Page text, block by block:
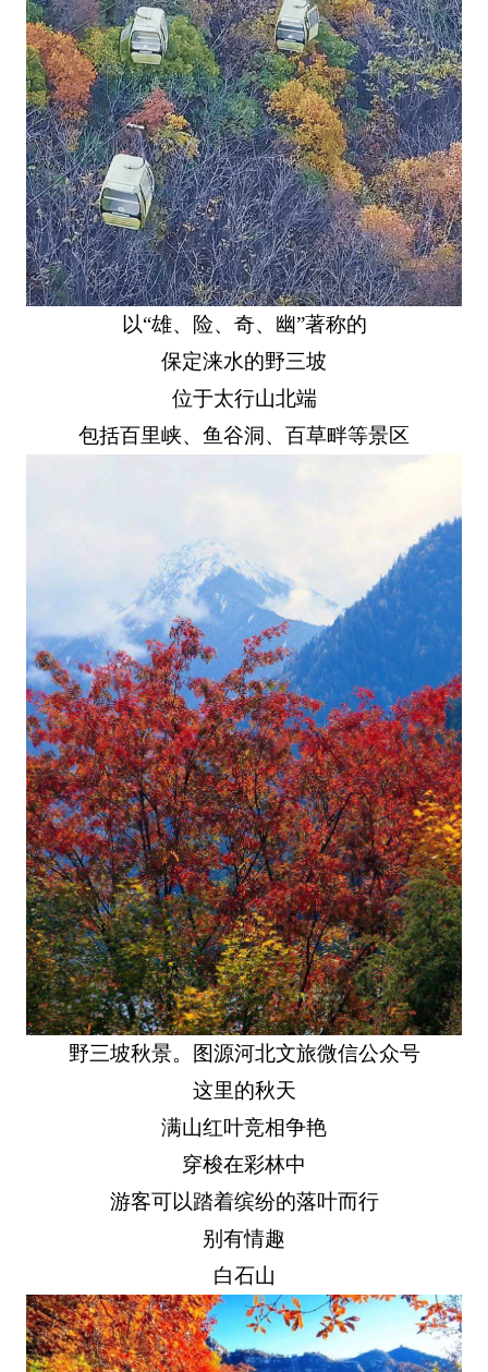
以“雄、险、奇、幽”著称的
保定涞水的野三坡
位于太行山北端
包括百里峡、鱼谷洞、百草畔等景区
野三坡秋景。图源河北文旅微信公众号
这里的秋天
满山红叶竞相争艳
穿梭在彩林中
游客可以踏着缤纷的落叶而行
别有情趣
白石山